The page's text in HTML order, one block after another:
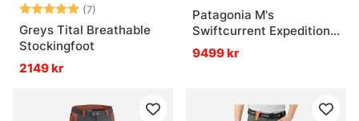
Betyg: (7)
5.0 utav 5 stjärnor
Greys Tital Breathable
Stockingfoot
2149 kr
Patagonia M's
Swiftcurrent Expedition
Zip Front Waders Basin
Green
9499 kr